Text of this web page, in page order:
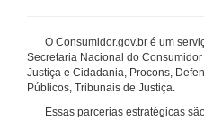
O Consumidor.gov.br é um
Secretaria Nacional do
Justiça e Cidadania, Procons,
Públicos, Tribunais de Justiça.
Essas parcerias estratégicas